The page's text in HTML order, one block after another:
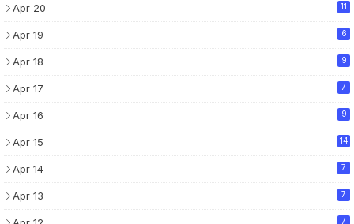
Apr 20 11
Apr 19 6
Apr 18 9
Apr 17 7
Apr 16 9
Apr 15 14
Apr 14 7
Apr 13 7
7